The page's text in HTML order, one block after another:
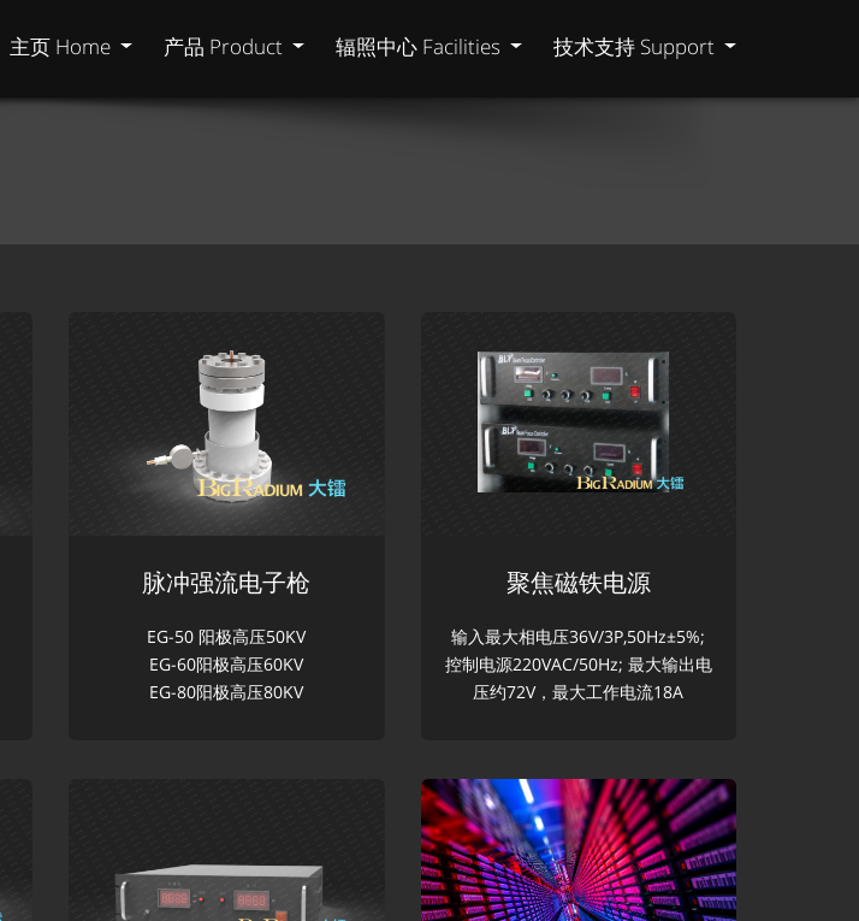
主页 Home 产品 Product 辐照中心 Facilities 技术支持 Support
脉冲强流电子枪
EG-50 阳极高压50KV
EG-60阳极高压60KV
EG-80阳极高压80KV
聚焦磁铁电源
输入最大相电压36V/3P,50Hz±5%;
控制电源220VAC/50Hz; 最大输出电
压约72V，最大工作电流18A